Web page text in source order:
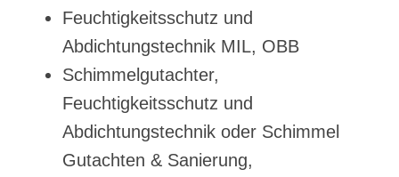
Feuchtigkeitsschutz und
Abdichtungstechnik MIL, OBB
Schimmelgutachter,
Feuchtigkeitsschutz und
Abdichtungstechnik oder Schimmel
Gutachten & Sanierung,